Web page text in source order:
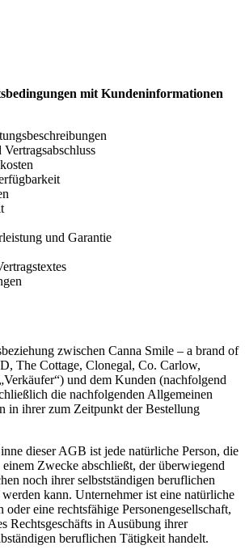
mit Kundeninformationen
und Garantie
zwischen Canna Smile – a brand of
The Cottage, Clonegal, Co. Carlow,
und dem Kunden (nachfolgend
die nachfolgenden Allgemeinen
in ihrer zum Zeitpunkt der Bestellung
dieser AGB ist jede natürliche Person, die
Zwecke abschließt, der überwiegend
noch ihrer selbstständigen beruflichen
kann. Unternehmer ist eine natürliche
oder eine rechtsfähige Personengesellschaft,
Rechtsgeschäfts in Ausübung ihrer
beruflichen Tätigkeit handelt.